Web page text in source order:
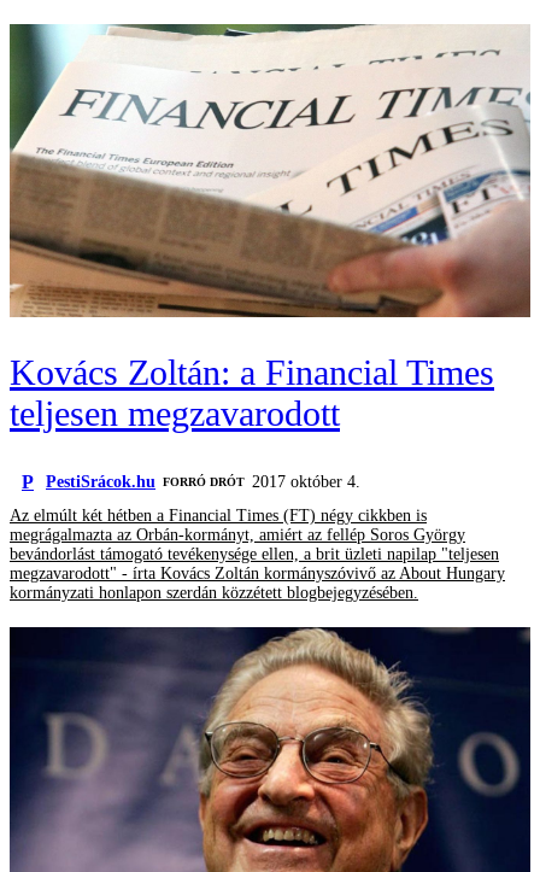
Kovács Zoltán: a Financial Times
teljesen megzavarodott
P PestiSrácok.hu FORRÓ DRÓT
2017 október 4.
Az elmúlt két hétben a Financial Times (FT) négy cikkben is
megrágalmazta az Orbán-kormányt, amiért az fellép Soros György
bevándorlást támogató tevékenysége ellen, a brit üzleti napilap "teljesen
megzavarodott" - írta Kovács Zoltán kormányszóvivő az About Hungary
kormányzati honlapon szerdán közzétett blogbejegyzésében.